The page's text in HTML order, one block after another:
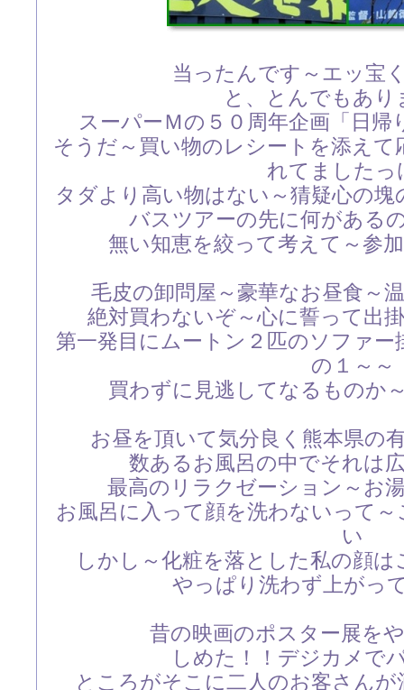
当ったんです～エッ宝
と、とんでもあり
スーパーＭの５０周年企画「日
そうだ～買い物のレシートを添え
れてましたっ
タダより高い物はない～猜疑心の
バスツアーの先に何がある
無い知恵を絞って考えて～参
毛皮の卸問屋～豪華なお昼食～
絶対買わないぞ～心に誓って出
第一発目にムートン２匹のソファ
の１～～
買わずに見逃してなるものか
お昼を頂いて気分良く熊本県の
数あるお風呂の中でそれは
最高のリラクゼーション～お
お風呂に入って顔を洗わないって
い
しかし～化粧を落とした私の顔
やっぱり洗わず上がっ
昔の映画のポスター展を
しめた！！デジカメで
ところがそこに二人のお客さん